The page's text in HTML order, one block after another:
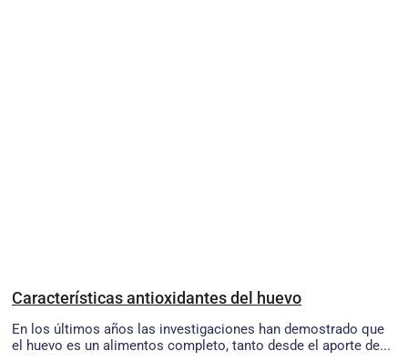
Características antioxidantes del huevo
En los últimos años las investigaciones han demostrado que
el huevo es un alimentos completo, tanto desde el aporte de...